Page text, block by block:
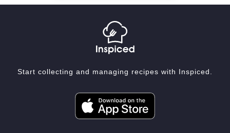
Start collecting and managing recipes with Inspiced.